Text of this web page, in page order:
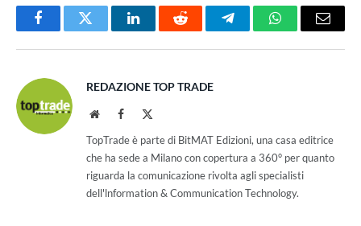
FacebookTwitter LinkedInReddit TelegramWhatsAppEmail
REDAZIONE TOP TRADE
WebsiteFacebook
TopTrade è parte di BitMAT Edizioni, una casa editrice
che ha sede a Milano con copertura a 360° per quanto
riguarda la comunicazione rivolta agli specialisti
dell'lnformation & Communication Technology.